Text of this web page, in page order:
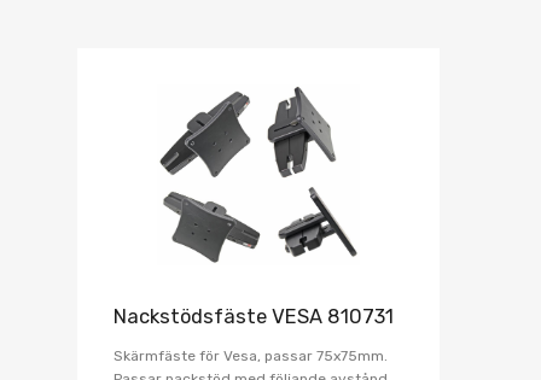
Nackstödsfäste VESA 810731
Skärmfäste för Vesa, passar 75x75mm.